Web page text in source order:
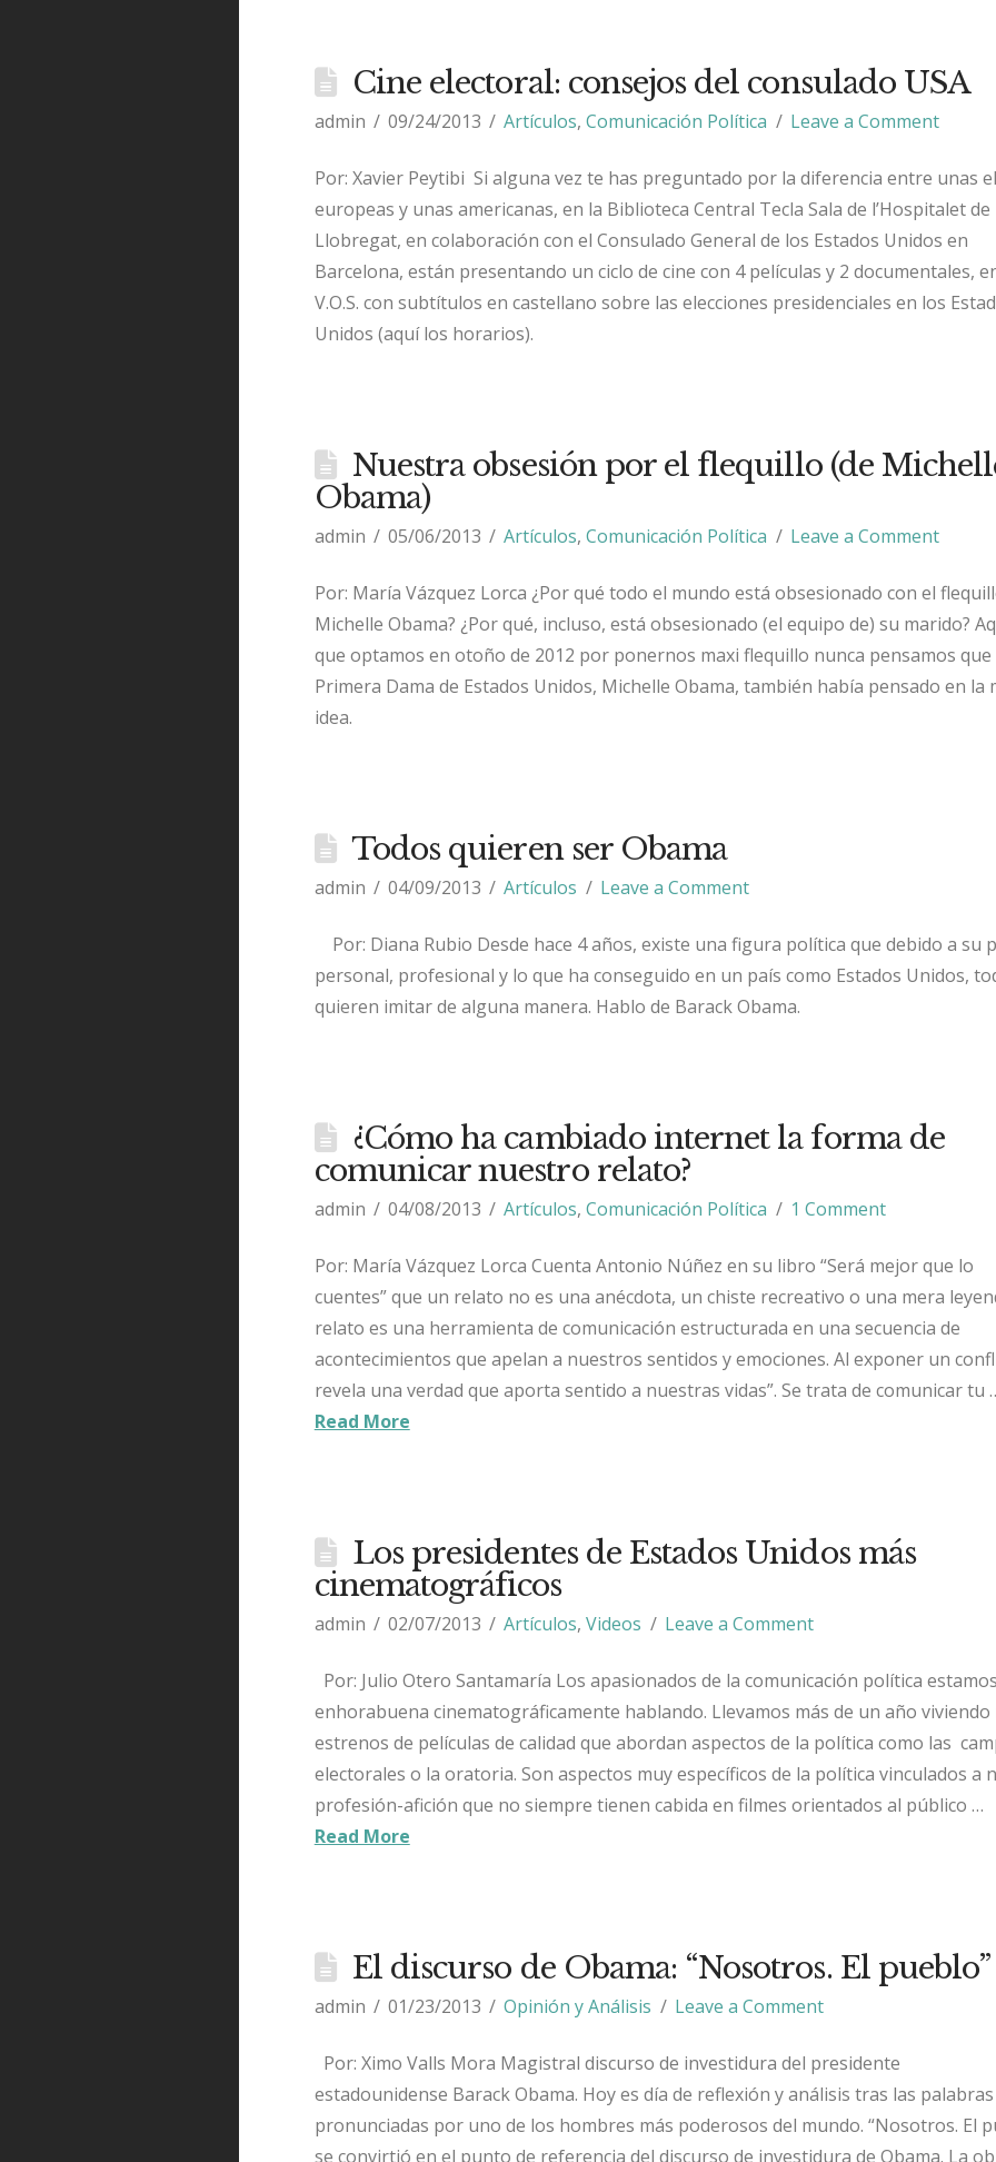
Cine electoral: consejos del consulado USA
admin 09/24/2013 Artículos,Comunicación Política Leave a Comment
Por: Xavier Peytibi Si alguna vez te has preguntado por la diferencia entre unas
europeas y unas americanas, en la Biblioteca Central Tecla Sala de l’Hospitalet de
Llobregat, en colaboración con el Consulado General de los Estados Unidos en
Barcelona, están presentando un ciclo de cine con 4 películas y 2 documentales,
V.O.S. con subtítulos en castellano sobre las elecciones presidenciales en los
Unidos (aquí los horarios).
Nuestra obsesión por el flequillo (de
Obama)
admin 05/06/2013 Artículos,Comunicación Política Leave a Comment
Por: María Vázquez Lorca ¿Por qué todo el mundo está obsesionado con el
Michelle Obama? ¿Por qué, incluso, está obsesionado (el equipo de) su marido?
que optamos en otoño de 2012 por ponernos maxi flequillo nunca pensamos que
Primera Dama de Estados Unidos, Michelle Obama, también había pensado en la
idea.
Todos quieren ser Obama
admin 04/09/2013 Artículos Leave a Comment
Por: Diana Rubio Desde hace 4 años, existe una figura política que debido a su
personal, profesional y lo que ha conseguido en un país como Estados Unidos,
quieren imitar de alguna manera. Hablo de Barack Obama.
¿Cómo ha cambiado internet la forma de
comunicar nuestro relato?
admin 04/08/2013 Artículos,Comunicación Política 1 Comment
Por: María Vázquez Lorca Cuenta Antonio Núñez en su libro “Será mejor que lo
cuentes” que un relato no es una anécdota, un chiste recreativo o una mera
relato es una herramienta de comunicación estructurada en una secuencia de
acontecimientos que apelan a nuestros sentidos y emociones. Al exponer un
revela una verdad que aporta sentido a nuestras vidas”. Se trata de comunicar tu
Read More
Los presidentes de Estados Unidos más
cinematográficos
admin 02/07/2013 Artículos,Videos Leave a Comment
Por: Julio Otero Santamaría Los apasionados de la comunicación política
enhorabuena cinematográficamente hablando. Llevamos más de un año viviendo
estrenos de películas de calidad que abordan aspectos de la política como las
electorales o la oratoria. Son aspectos muy específicos de la política vinculados a
profesión-afición que no siempre tienen cabida en filmes orientados al público …
Read More
El discurso de Obama: “Nosotros. El pueblo”
admin 01/23/2013 Opinión y Análisis Leave a Comment
Por: Ximo Valls Mora Magistral discurso de investidura del presidente
estadounidense Barack Obama. Hoy es día de reflexión y análisis tras las palabras
pronunciadas por uno de los hombres más poderosos del mundo. “Nosotros. El
se convirtió en el punto de referencia del discurso de investidura de Obama. La